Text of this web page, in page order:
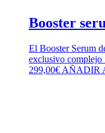
Booster
El Booster Serum
exclusivo
299,00€ AÑADIR